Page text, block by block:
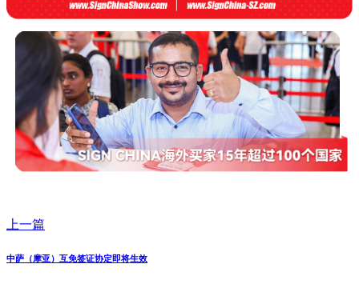
上一篇
中萨（摩亚）互免签证协定即将生效